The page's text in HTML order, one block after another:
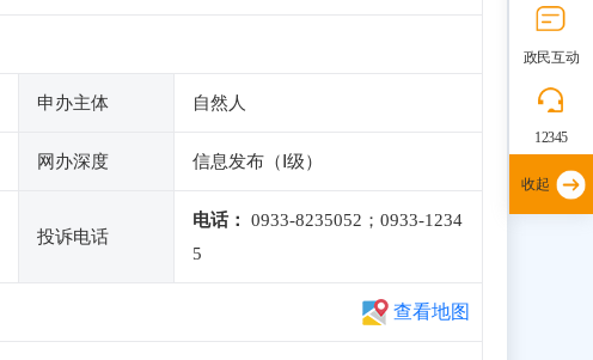
申办主体 自然人
网办深度 信息发布（Ⅰ级）
投诉电话
电话：
0933-8235052；0933-1234
5
查看地图
政民互动
12345
收起